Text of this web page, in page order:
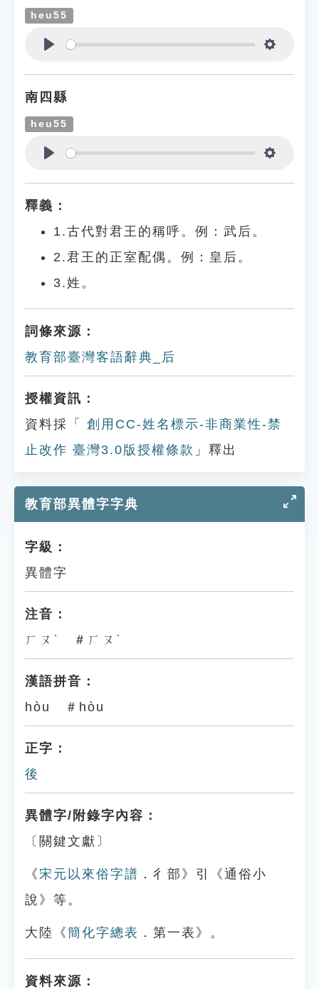
heu55
南四縣
heu55
釋義：
1.古代對君王的稱呼。例：武后。
2.君王的正室配偶。例：皇后。
3.姓。
詞條來源：
教育部臺灣客語辭典_后
授權資訊：
資料採「
創用CC-姓名標示-非商業性-禁
止改作 臺灣3.0版授權條款 」釋出
教育部異體字字典
字級：
異體字
注音：
ㄏㄡˋ ＃ㄏㄡˋ
漢語拼音：
hòu ＃hòu
正字：
後
異體字/附錄字內容：
〔關鍵文獻〕
《宋元以來俗字譜 ．彳部》引《通俗小
說》等。
大陸《簡化字總表 ．第一表》。
資料來源：